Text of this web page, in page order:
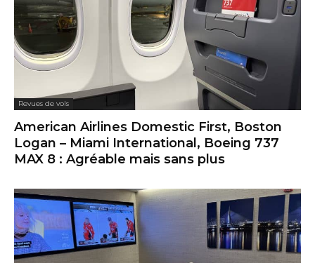
Revues de vols
American Airlines Domestic First, Boston
Logan – Miami International, Boeing 737
MAX 8 : Agréable mais sans plus